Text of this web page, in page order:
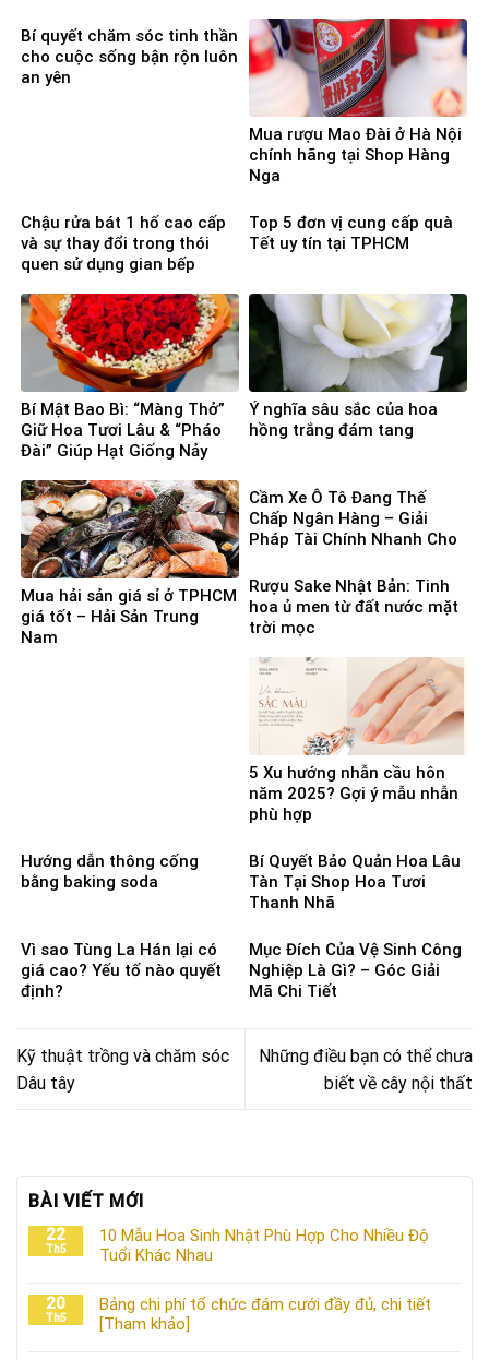
Bí quyết chăm sóc tinh thần
cho cuộc sống bận rộn luôn
an yên
Mua rượu Mao Đài ở Hà Nội
chính hãng tại Shop Hàng
Nga
Chậu rửa bát 1 hố cao cấp
và sự thay đổi trong thói
quen sử dụng gian bếp
Top 5 đơn vị cung cấp quà
Tết uy tín tại TPHCM
Bí Mật Bao Bì: “Màng Thở”
Giữ Hoa Tươi Lâu & “Pháo
Đài” Giúp Hạt Giống Nảy
Ý nghĩa sâu sắc của hoa
hồng trắng đám tang
Mua hải sản giá sỉ ở TPHCM
giá tốt – Hải Sản Trung
Nam
Cầm Xe Ô Tô Đang Thế
Chấp Ngân Hàng – Giải
Pháp Tài Chính Nhanh Cho
Rượu Sake Nhật Bản: Tinh
hoa ủ men từ đất nước mặt
trời mọc
5 Xu hướng nhẫn cầu hôn
năm 2025? Gợi ý mẫu nhẫn
phù hợp
Hướng dẫn thông cống
bằng baking soda
Bí Quyết Bảo Quản Hoa Lâu
Tàn Tại Shop Hoa Tươi
Thanh Nhã
Vì sao Tùng La Hán lại có
giá cao? Yếu tố nào quyết
định?
Mục Đích Của Vệ Sinh Công
Nghiệp Là Gì? – Góc Giải
Mã Chi Tiết
Kỹ thuật trồng và chăm sóc
Dâu tây
Những điều bạn có thể chưa
biết về cây nội thất
BÀI VIẾT MỚI
22
Th5
10 Mẫu Hoa Sinh Nhật Phù Hợp Cho Nhiều Độ
Tuổi Khác Nhau
20
Th5
Bảng chi phí tổ chức đám cưới đầy đủ, chi tiết
[Tham khảo]